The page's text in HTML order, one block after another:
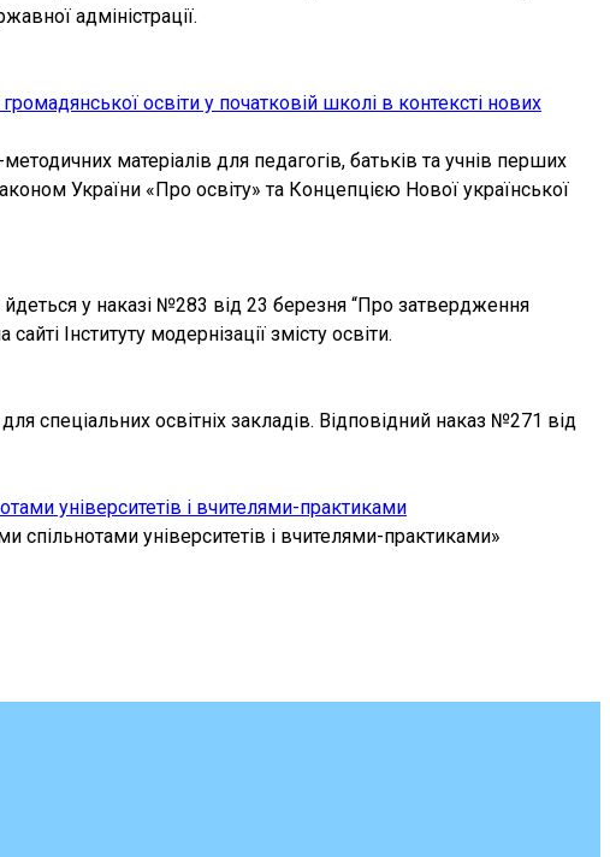
адміністрації.
освіти у початковій школі в контексті нових
матеріалів для педагогів, батьків та учнів перших
України «Про освіту» та Концепцією Нової української
у наказі №283 від 23 березня “Про затвердження
Інституту модернізації змісту освіти.
спеціальних освітніх закладів. Відповідний наказ №271 від
університетів і вчителями-практиками
спільнотами університетів і вчителями-практиками»